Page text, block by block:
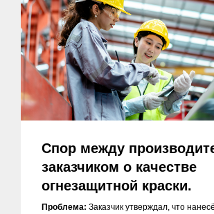
Спор между
заказчиком о качестве
огнезащитной краски.
Проблема: Заказчик утверждал, что